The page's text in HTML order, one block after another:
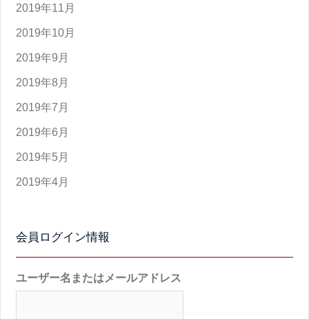
2019年11月
2019年10月
2019年9月
2019年8月
2019年7月
2019年6月
2019年5月
2019年4月
会員ログイン情報
ユーザー名またはメールアドレス